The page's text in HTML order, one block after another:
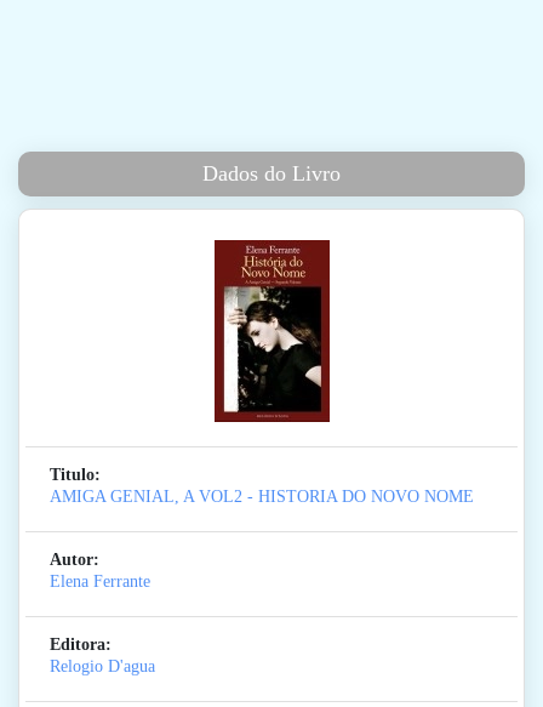
Dados do Livro
Titulo:
AMIGA GENIAL, A VOL2 - HISTORIA DO NOVO NOME
Autor:
Elena Ferrante
Editora:
Relogio D'agua